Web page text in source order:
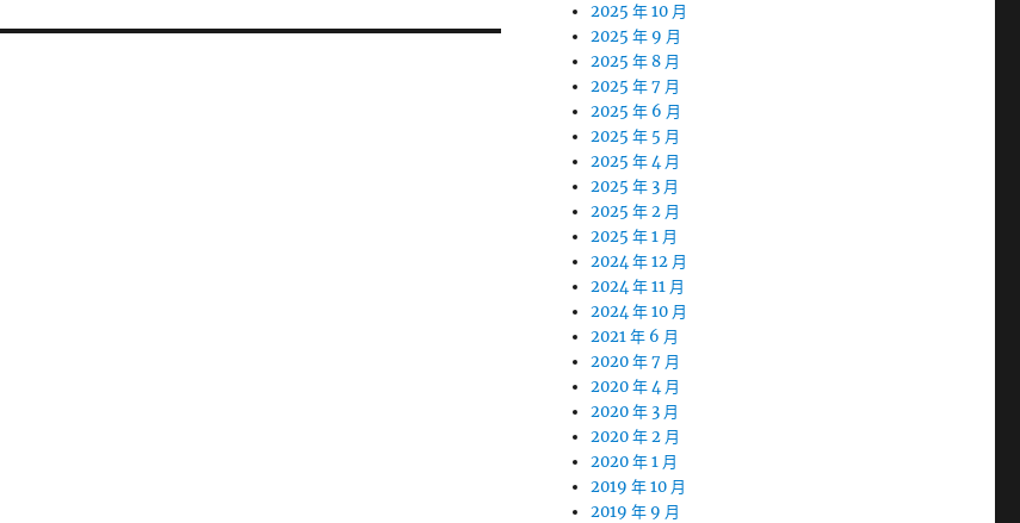
2025 年 10 月
2025 年 9 月
2025 年 8 月
2025 年 7 月
2025 年 6 月
2025 年 5 月
2025 年 4 月
2025 年 3 月
2025 年 2 月
2025 年 1 月
2024 年 12 月
2024 年 11 月
2024 年 10 月
2021 年 6 月
2020 年 7 月
2020 年 4 月
2020 年 3 月
2020 年 2 月
2020 年 1 月
2019 年 10 月
2019 年 9 月